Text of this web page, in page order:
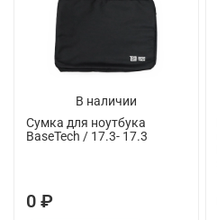
В наличии
Сумка для ноутбука
BaseTech / 17.3- 17.3
0 ₽